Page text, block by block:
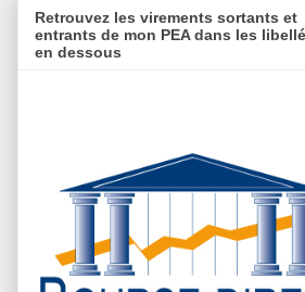
Retrouvez les virements sortants et
entrants de mon PEA dans les
en dessous